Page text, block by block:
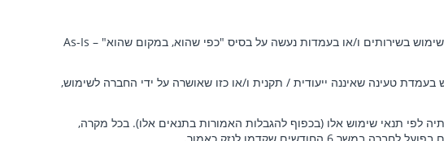
למען הסר ספק, החברה איננה מתחייבת לפריסת עמדות בהיקף ו/או כמות מסוימת, כי העמדות תהינה זמינות ו/או תקינות. השימוש בשירותים ו/או בעמדות נעשה על בסיס "כפי שהוא, במקום שהוא" – As-Is
טעינה שאיננה ייעודית / תקנית ו/או כזו שאושרה על ידי החברה לשימוש,
לפי תנאי שימוש אלו (בכפוף להגבלות האמורות בתנאים אלו). בכל מקרה,